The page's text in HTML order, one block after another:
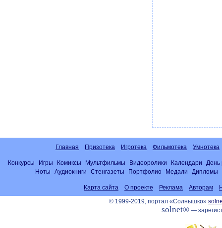
Главная Призотека Игротека Фильмотека Умнотека
Конкурсы Игры Комиксы Мультфильмы Видеоролики Календари
День
Ноты
Аудиокниги Стенгазеты Портфолио Медали Дипломы
Карта сайта О проекте Реклама Авторам
© 1999-2019, портал «Солнышко»
solnet®—